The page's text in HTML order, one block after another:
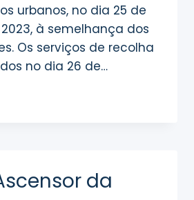
urbanos, no dia 25 de
à semelhança dos
Os serviços de recolha
no dia 26 de…
da